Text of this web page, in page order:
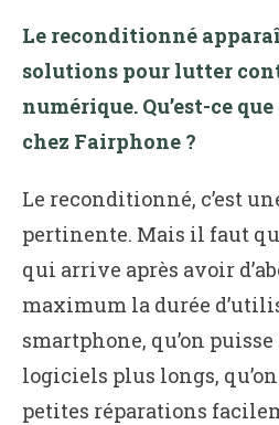
Le reconditionné
solutions pour lutter
numérique. Qu’est-ce
chez Fairphone ?
Le reconditionné, c’est
pertinente. Mais il faut
qui arrive après avoir
maximum la durée
smartphone, qu’on
logiciels plus longs,
petites réparations